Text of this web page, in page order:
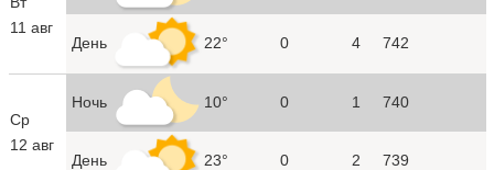
11 авг
День 22° 0 4 742
Ср
12 авг
Ночь 10° 0 1 740
День 23° 0 2 739